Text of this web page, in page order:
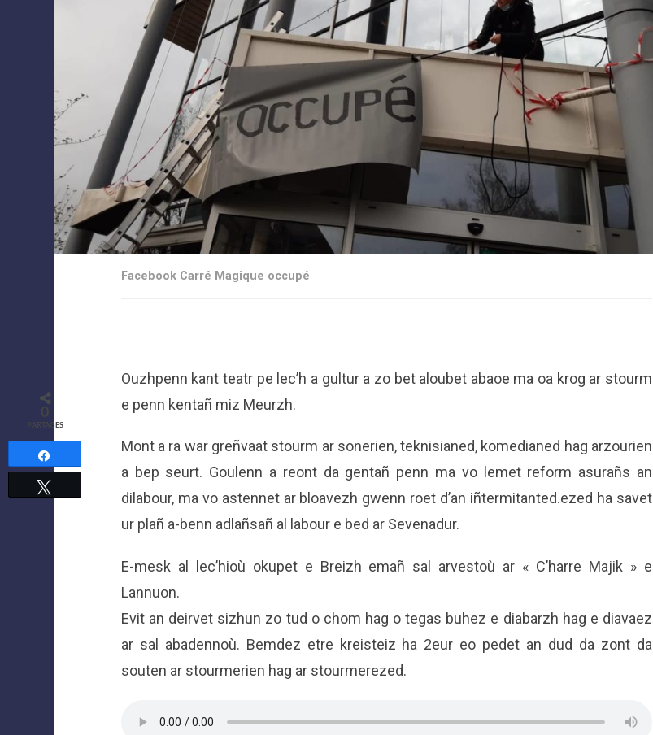
Facebook Carré Magique occupé
Ouzhpenn kant teatr pe lec’h a gultur a zo bet aloubet abaoe ma oa krog ar stourm
e penn kentañ miz Meurzh.
Mont a ra war greñvaat stourm ar sonerien, teknisianed, komedianed hag arzourien
a bep seurt. Goulenn a reont da gentañ penn ma vo lemet reform asurañs an
dilabour, ma vo astennet ar bloavezh gwenn roet d’an iñtermitanted.ezed ha savet
ur plañ a-benn adlañsañ al labour e bed ar Sevenadur.
E-mesk al lec’hioù okupet e Breizh emañ sal arvestoù ar « C’harre Majik » e
Lannuon.
Evit an deirvet sizhun zo tud o chom hag o tegas buhez e diabarzh hag e diavaez
ar sal abadennoù. Bemdez etre kreisteiz ha 2eur eo pedet an dud da zont da
souten ar stourmerien hag ar stourmerezed.
PARTAGES